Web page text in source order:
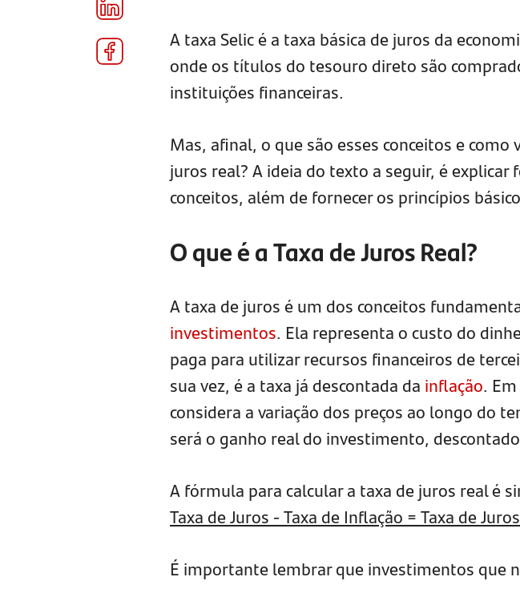
A taxa Selic é a taxa básica de juros da
onde os títulos do tesouro direto são
instituições financeiras.
Mas, afinal, o que são esses conceitos e como
juros real? A ideia do texto a seguir, é explicar
conceitos, além de fornecer os princípios
O que é a Taxa de Juros Real?
A taxa de juros é um dos conceitos
investimentos. Ela representa o custo do
paga para utilizar recursos financeiros de
sua vez, é a taxa já descontada da inflação.
considera a variação dos preços ao longo do
será o ganho real do investimento,
A fórmula para calcular a taxa de juros real é
Taxa de Juros - Taxa de Inflação = Taxa de
É importante lembrar que investimentos que